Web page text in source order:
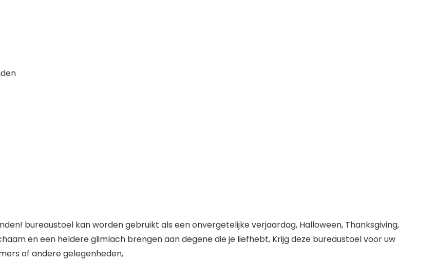
bureaustoel kan worden gebruikt als een onvergetelijke verjaardag, Halloween, Thanksgiving,
en een heldere glimlach brengen aan degene die je liefhebt, Krijg deze bureaustoel voor uw
of andere gelegenheden,